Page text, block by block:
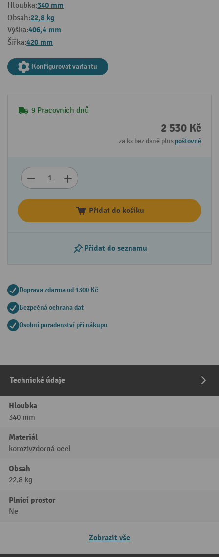
Hloubka:340 mm
Obsah:22,8 kg
Výška:406,4 mm
Šířka:420 mm
Konfigurovat variantu
9 Pracovních dnů
2 530 Kč
za ks bez daně plus poštovné
Přidat do košíku
Přidat do seznamu
Doprava zdarma od 1300 Kč
Bezpečná ochrana dat
Osobní poradenství při nákupu
Technické údaje
Hloubka
340 mm
Materiál
korozivzdorná ocel
Obsah
22,8 kg
Plnicí prostor
Ne
Zobrazit vše